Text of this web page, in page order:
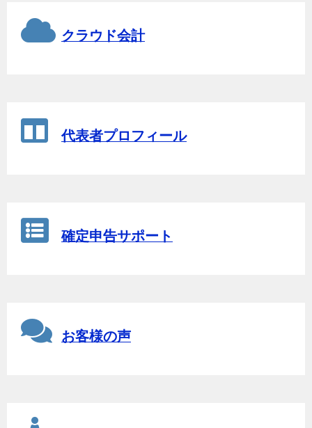
クラウド会計
代表者プロフィール
確定申告サポート
お客様の声